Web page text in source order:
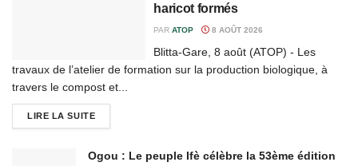
haricot formés
PAR ATOP 8 AOÛT 2026
Blitta-Gare, 8 août (ATOP) - Les
travaux de l’atelier de formation sur la production biologique, à
travers le compost et...
LIRE LA SUITE
Ogou : Le peuple Ifè célèbre la 53ème édition